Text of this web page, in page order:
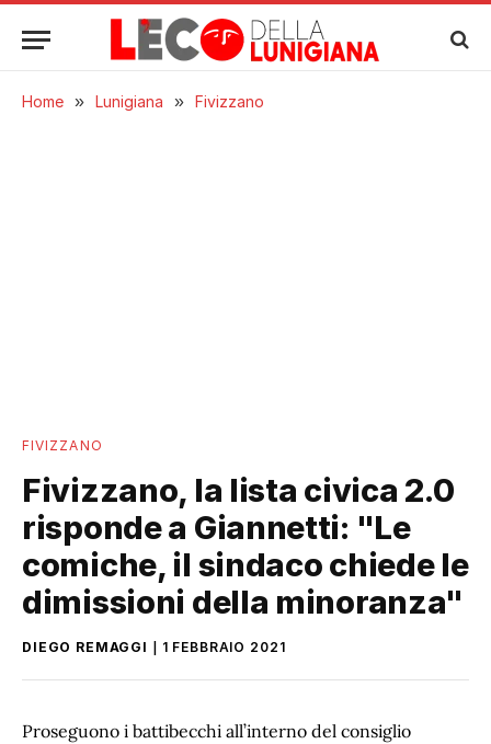
Home » Lunigiana » Fivizzano
FIVIZZANO
Fivizzano, la lista civica 2.0
risponde a Giannetti: "Le
comiche, il sindaco chiede le
dimissioni della minoranza"
DIEGO REMAGGI 1 FEBBRAIO 2021
Proseguono i battibecchi all’interno del consiglio